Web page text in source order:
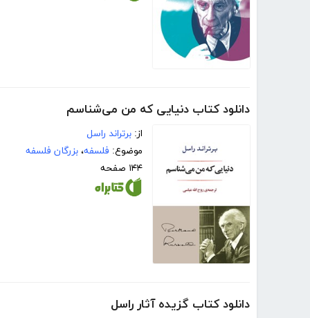
دانلود کتاب دنیایی که من می‌شناسم
از: برتراند راسل
موضوع: فلسفه، بزرگان فلسفه
۱۴۴ صفحه
دانلود کتاب گزیده آثار راسل